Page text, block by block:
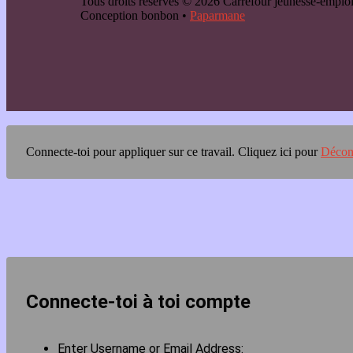
Conception bonbon • Paparmane
Connecte-toi pour appliquer sur ce travail. Cliquez ici pour
Connecte-toi à toi compte
Enter Username or Email Address: